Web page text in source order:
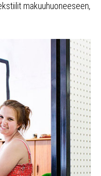
makuuhuoneeseen,